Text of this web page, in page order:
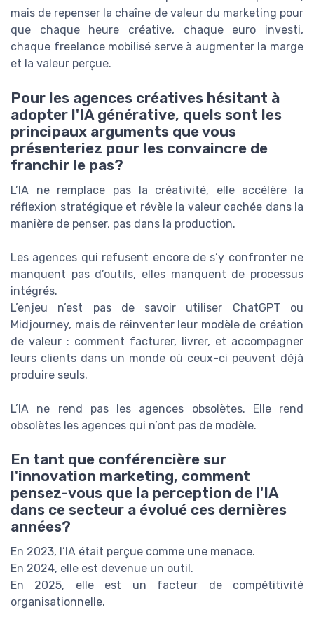
mais de repenser la chaîne de valeur du marketing pour
que chaque heure créative, chaque euro investi,
chaque freelance mobilisé serve à augmenter la marge
et la valeur perçue.
Pour les agences créatives hésitant à
adopter l'IA générative, quels sont les
principaux arguments que vous
présenteriez pour les convaincre de
franchir le pas?
L’IA ne remplace pas la créativité, elle accélère la
réflexion stratégique et révèle la valeur cachée dans la
manière de penser, pas dans la production.
Les agences qui refusent encore de s’y confronter ne
manquent pas d’outils, elles manquent de processus
intégrés.
L’enjeu n’est pas de savoir utiliser ChatGPT ou
Midjourney, mais de réinventer leur modèle de création
de valeur : comment facturer, livrer, et accompagner
leurs clients dans un monde où ceux-ci peuvent déjà
produire seuls.
L’IA ne rend pas les agences obsolètes. Elle rend
obsolètes les agences qui n’ont pas de modèle.
En tant que conférencière sur
l'innovation marketing, comment
pensez-vous que la perception de l'IA
dans ce secteur a évolué ces dernières
années?
En 2023, l’IA était perçue comme une menace.
En 2024, elle est devenue un outil.
En 2025, elle est un facteur de compétitivité
organisationnelle.